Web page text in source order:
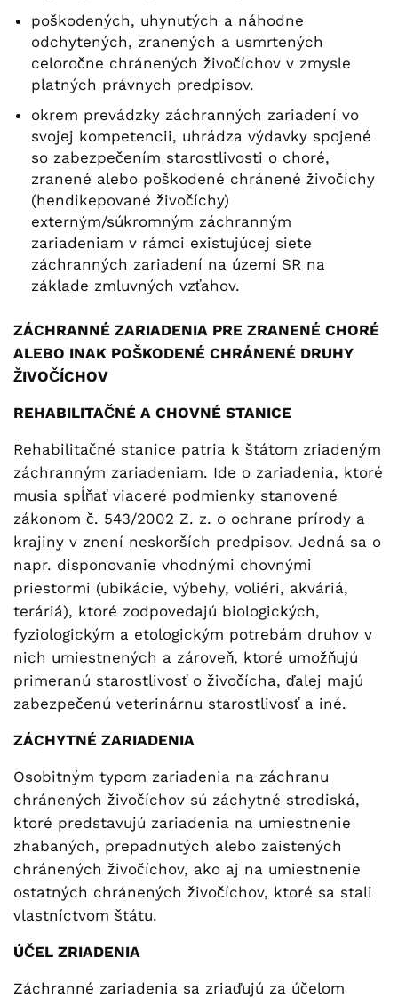
poškodených, uhynutých a náhodne
odchytených, zranených a usmrtených
celoročne chránených živočíchov v zmysle
platných právnych predpisov.
okrem prevádzky záchranných zariadení vo
svojej kompetencii, uhrádza výdavky spojené
so zabezpečením starostlivosti o choré,
zranené alebo poškodené chránené živočíchy
(hendikepované živočíchy)
externým/súkromným záchranným
zariadeniam v rámci existujúcej siete
záchranných zariadení na území SR na
základe zmluvných vzťahov.
ZÁCHRANNÉ ZARIADENIA PRE ZRANENÉ CHORÉ
ALEBO INAK POŠKODENÉ CHRÁNENÉ DRUHY
ŽIVOČÍCHOV
REHABILITAČNÉ A CHOVNÉ STANICE
Rehabilitačné stanice patria k štátom zriadeným
záchranným zariadeniam. Ide o zariadenia, ktoré
musia spĺňať viaceré podmienky stanovené
zákonom č. 543/2002 Z. z. o ochrane prírody a
krajiny v znení neskorších predpisov. Jedná sa o
napr. disponovanie vhodnými chovnými
priestormi (ubikácie, výbehy, voliéri, akváriá,
teráriá), ktoré zodpovedajú biologických,
fyziologickým a etologickým potrebám druhov v
nich umiestnených a zároveň, ktoré umožňujú
primeranú starostlivosť o živočícha, ďalej majú
zabezpečenú veterinárnu starostlivosť a iné.
ZÁCHYTNÉ ZARIADENIA
Osobitným typom zariadenia na záchranu
chránených živočíchov sú záchytné strediská,
ktoré predstavujú zariadenia na umiestnenie
zhabaných, prepadnutých alebo zaistených
chránených živočíchov, ako aj na umiestnenie
ostatných chránených živočíchov, ktoré sa stali
vlastníctvom štátu.
ÚČEL ZRIADENIA
Záchranné zariadenia sa zriaďujú za účelom